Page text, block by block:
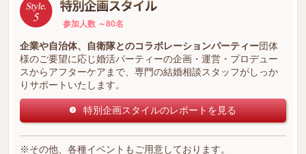
参加人数 ～80名
企業や自治体、自衛隊とのコラボレーションパーティー団体
様のご要望に応じ婚活パーティーの企画・運営・プロデュー
スからアフターケアまで、専門の結婚相談スタッフがしっか
りサポートいたします。
特別企画スタイルのレポートを見る
※その他、各種イベントもご用意しております。